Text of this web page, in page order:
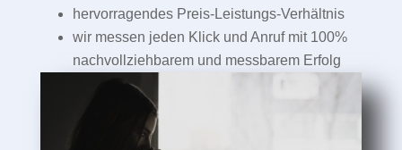
hervorragendes Preis-Leistungs-Verhältnis
wir messen jeden Klick und Anruf mit 100%
nachvollziehbarem und messbarem Erfolg